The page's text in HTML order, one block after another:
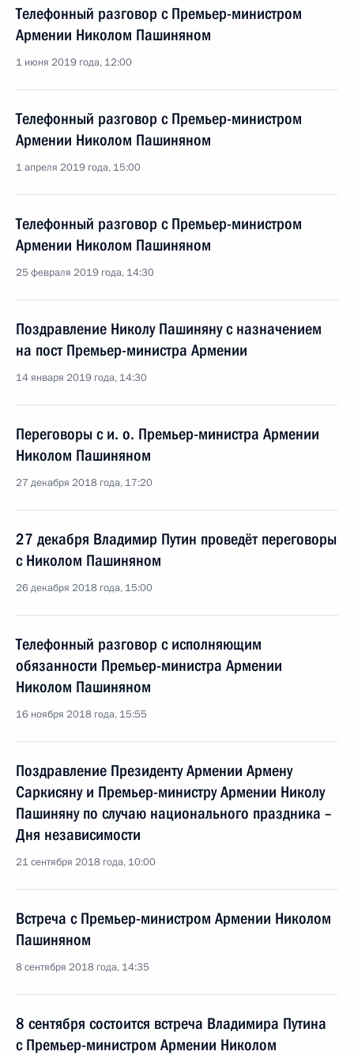
Телефонный разговор с Премьер-министром
Армении Николом Пашиняном
1 июня 2019 года, 12:00
Телефонный разговор с Премьер-министром
Армении Николом Пашиняном
1 апреля 2019 года, 15:00
Телефонный разговор с Премьер-министром
Армении Николом Пашиняном
25 февраля 2019 года, 14:30
Поздравление Николу Пашиняну с назначением
на пост Премьер-министра Армении
14 января 2019 года, 14:30
Переговоры с и. о. Премьер-министра Армении
Николом Пашиняном
27 декабря 2018 года, 17:20
27 декабря Владимир Путин проведёт переговоры
с Николом Пашиняном
26 декабря 2018 года, 15:00
Телефонный разговор с исполняющим
обязанности Премьер-министра Армении
Николом Пашиняном
16 ноября 2018 года, 15:55
Поздравление Президенту Армении Армену
Саркисяну и Премьер-министру Армении Николу
Пашиняну по случаю национального праздника –
Дня независимости
21 сентября 2018 года, 10:00
Встреча с Премьер-министром Армении Николом
Пашиняном
8 сентября 2018 года, 14:35
8 сентября состоится встреча Владимира Путина
с Премьер-министром Армении Николом